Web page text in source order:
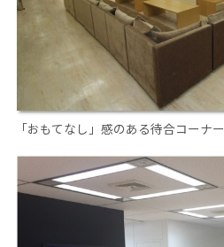
「おもてなし」感のある待合コーナー